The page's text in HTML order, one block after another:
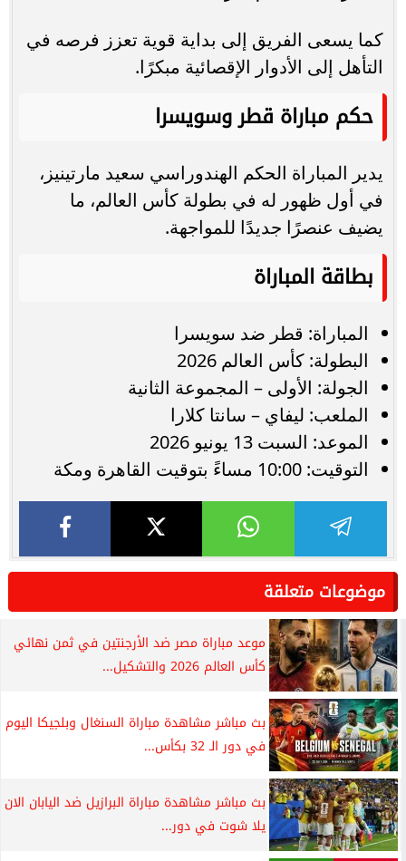
كما يسعى الفريق إلى بداية قوية تعزز فرصه في
التأهل إلى الأدوار الإقصائية مبكرًا.
حكم مباراة قطر وسويسرا
يدير المباراة الحكم الهندوراسي سعيد مارتينيز،
في أول ظهور له في بطولة كأس العالم، ما
يضيف عنصرًا جديدًا للمواجهة.
بطاقة المباراة
المباراة: قطر ضد سويسرا
البطولة: كأس العالم 2026
الجولة: الأولى – المجموعة الثانية
الملعب: ليفاي – سانتا كلارا
الموعد: السبت 13 يونيو 2026
التوقيت: 10:00 مساءً بتوقيت القاهرة ومكة
موضوعات متعلقة
موعد مباراة مصر ضد الأرجنتين في ثمن نهائي
كأس العالم 2026 والتشكيل...
بث مباشر مشاهدة مباراة السنغال وبلجيكا اليوم
في دور الـ 32 بكأس...
بث مباشر مشاهدة مباراة البرازيل ضد اليابان الان
يلا شوت في دور...